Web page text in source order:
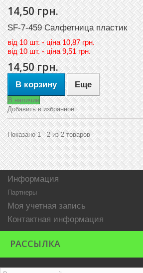
14,50 грн.
SF-7-459 Салфетница пластик
вiд10 шт. - цiна 10,87 грн.
вiд10 шт. - цiна 9,51 грн.
14,50 грн.
В корзину Еще
В наличии
Добавить в избранное
Показано 1 - 2 из 2 товаров
Информация
Партнеры
Моя учетная запись
Контактная информация
РАССЫЛКА